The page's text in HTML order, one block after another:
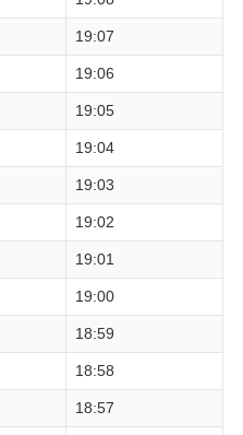
19:07
19:06
19:05
19:04
19:03
19:02
19:01
19:00
18:59
18:58
18:57